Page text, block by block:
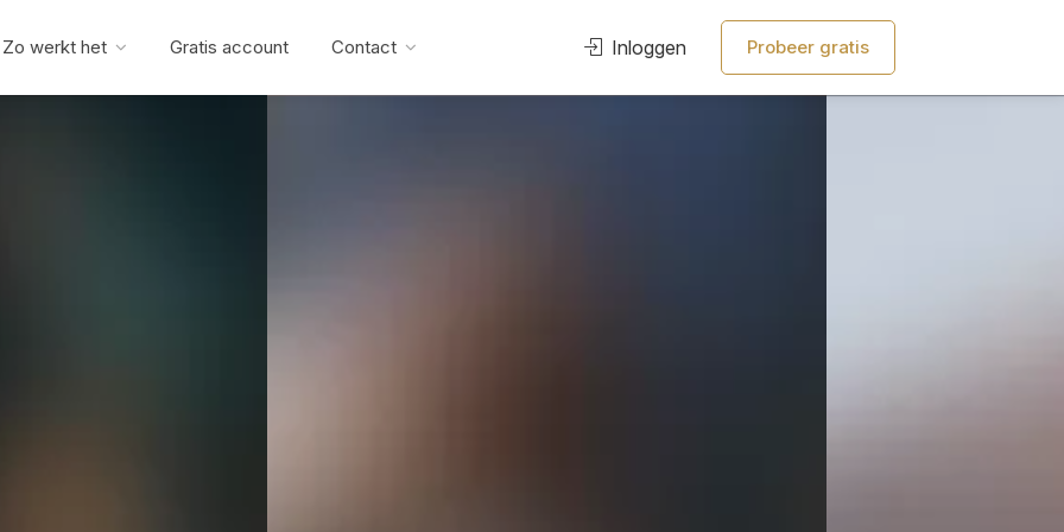
Zo werkt het Gratis account Contact Inloggen Probeer gratis